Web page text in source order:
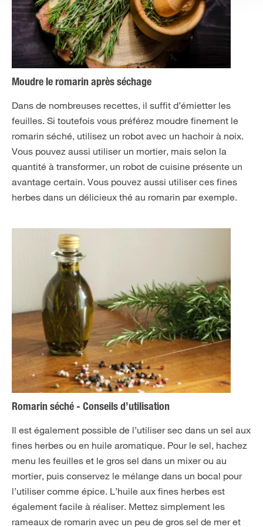
Moudre le romarin après séchage
Dans de nombreuses recettes, il suffit d’émietter les
feuilles. Si toutefois vous préférez moudre finement le
romarin séché, utilisez un robot avec un hachoir à noix.
Vous pouvez aussi utiliser un mortier, mais selon la
quantité à transformer, un robot de cuisine présente un
avantage certain. Vous pouvez aussi utiliser ces fines
herbes dans un délicieux thé au romarin par exemple.
Romarin séché - Conseils d’utilisation
Il est également possible de l’utiliser sec dans un sel aux
fines herbes ou en huile aromatique. Pour le sel, hachez
menu les feuilles et le gros sel dans un mixer ou au
mortier, puis conservez le mélange dans un bocal pour
l’utiliser comme épice. L’huile aux fines herbes est
également facile à réaliser. Mettez simplement les
rameaux de romarin avec un peu de gros sel de mer et